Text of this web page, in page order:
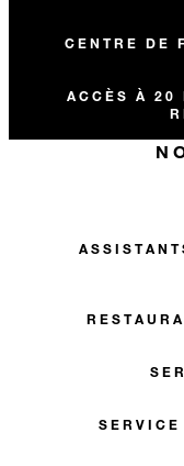
CENTRE DE
ACCÈS À 20